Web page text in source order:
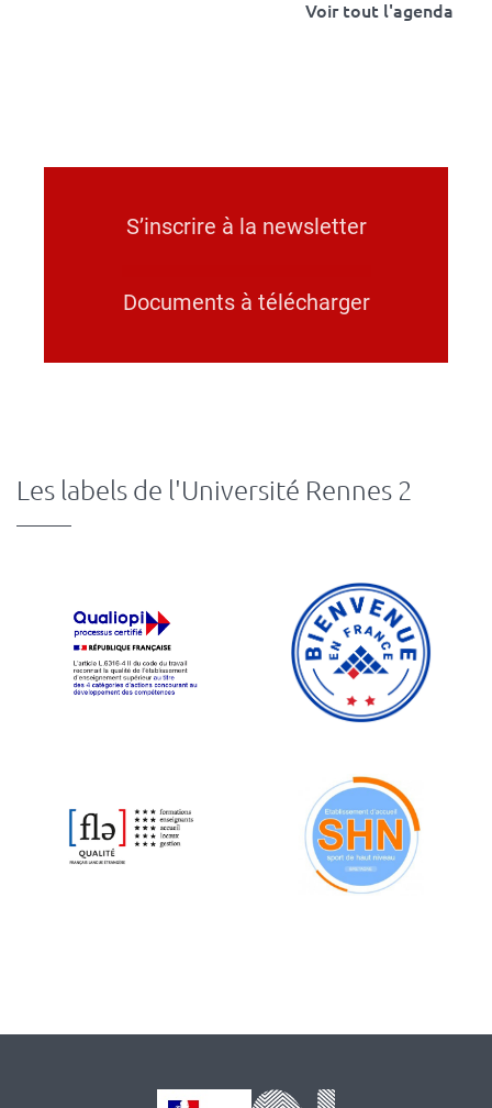
Voir tout l'agenda
S’inscrire à la newsletter
Documents à télécharger
Les labels de l'Université Rennes 2